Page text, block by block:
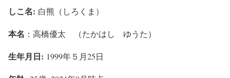
しこ名: 白熊（しろくま）
本名 ：高橋優太 （たかはし ゆうた）
生年月日: 1999年５月25日